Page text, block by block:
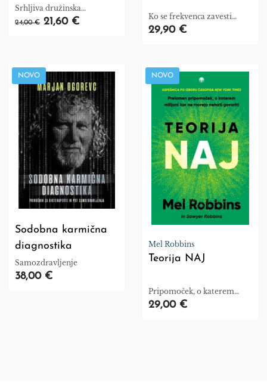
Srhljiva družinska
preteklost se nadaljuje.
24,00 € 21,60 €
Ko se frekvenca zavesti
spremeni, se spremenijo
29,90 €
NOVO
Sodobna karmična
diagnostika
Samozdravljenje
38,00 €
NOVO
Mel Robbins
Teorija NAJ
Pripomoček, o katerem
milijoni kar ne morejo
29,00 €